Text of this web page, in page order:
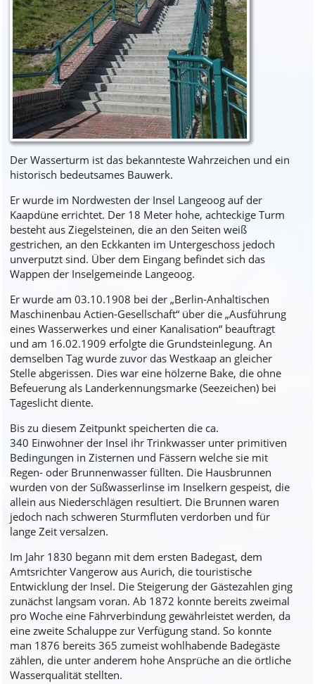
Der Wasserturm ist das bekannteste Wahrzeichen und ein
historisch bedeutsames Bauwerk.
Er wurde im Nordwesten der Insel Langeoog auf der
Kaapdüne errichtet. Der 18 Meter hohe, achteckige Turm
besteht aus Ziegelsteinen, die an den Seiten weiß
gestrichen, an den Eckkanten im Untergeschoss jedoch
unverputzt sind. Über dem Eingang befindet sich das
Wappen der Inselgemeinde Langeoog.
Er wurde am 03.10.1908 bei der „Berlin-Anhaltischen
Maschinenbau Actien-Gesellschaft“ über die „Ausführung
eines Wasserwerkes und einer Kanalisation“ beauftragt
und am 16.02.1909 erfolgte die Grundsteinlegung. An
demselben Tag wurde zuvor das Westkaap an gleicher
Stelle abgerissen. Dies war eine hölzerne Bake, die ohne
Befeuerung als Landerkennungsmarke (Seezeichen) bei
Tageslicht diente.
Bis zu diesem Zeitpunkt speicherten die ca.
340 Einwohner der Insel ihr Trinkwasser unter primitiven
Bedingungen in Zisternen und Fässern welche sie mit
Regen- oder Brunnenwasser füllten. Die Hausbrunnen
wurden von der Süßwasserlinse im Inselkern gespeist, die
allein aus Niederschlägen resultiert. Die Brunnen waren
jedoch nach schweren Sturmfluten verdorben und für
lange Zeit versalzen.
Im Jahr 1830 begann mit dem ersten Badegast, dem
Amtsrichter Vangerow aus Aurich, die touristische
Entwicklung der Insel. Die Steigerung der Gästezahlen ging
zunächst langsam voran. Ab 1872 konnte bereits zweimal
pro Woche eine Fährverbindung gewährleistet werden, da
eine zweite Schaluppe zur Verfügung stand. So konnte
man 1876 bereits 365 zumeist wohlhabende Badegäste
zählen, die unter anderem hohe Ansprüche an die örtliche
Wasserqualität stellten.